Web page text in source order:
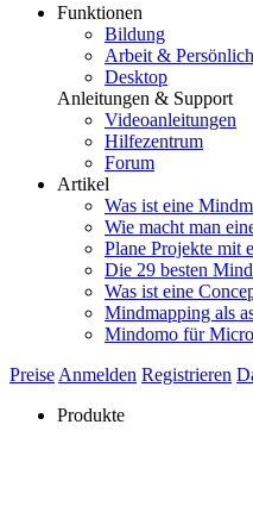
Funktionen
Bildung
Arbeit & Persönlich
Desktop
Anleitungen & Support
Videoanleitungen
Hilfezentrum
Forum
Artikel
Was ist eine
Wie macht man
Plane Projekte mit
Die 29 besten
Was ist eine
Mindmapping als
Mindomo für
Preise Anmelden Registrieren
Produkte